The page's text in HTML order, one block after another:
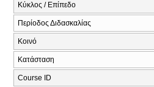
Κύκλος / Επίπεδο
Περίοδος Διδασκαλίας
Κοινό
Κατάσταση
Course ID